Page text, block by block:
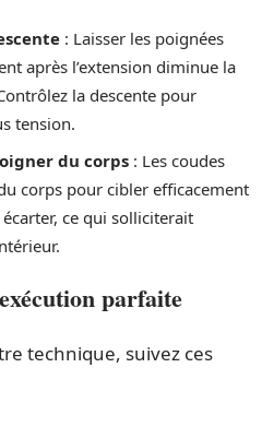
: Laisser les poignées
après l’extension diminue la
la descente pour
tension.
du corps : Les coudes
corps pour cibler efficacement
ce qui solliciterait
parfaite
technique, suivez ces